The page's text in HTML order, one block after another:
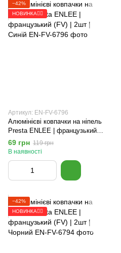
−42%
НОВИНКА🚴‍♂️
Артикул: EN-FV-6796
Алюмінієві ковпачки на ніпель
Presta ENLEE | французький
(FV) | 2шт | Синій
69 грн 119 грн
В наявності
−42%
НОВИНКА🚴‍♂️